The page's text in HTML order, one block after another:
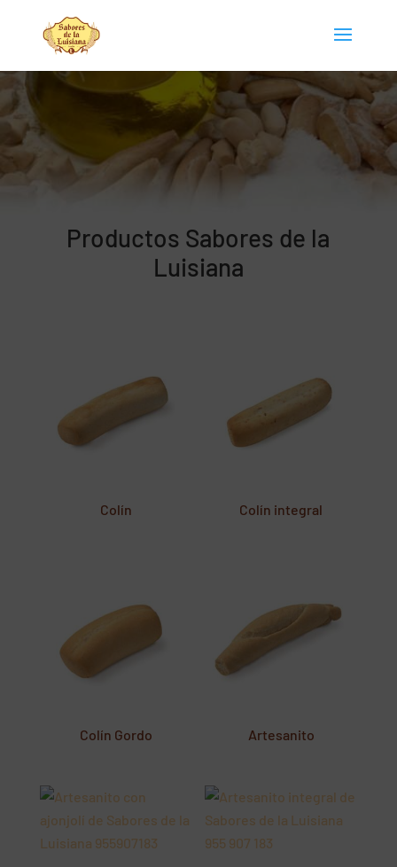
Productos Sabores de la
Luisiana
Colín Colín integral
Colín Gordo Artesanito